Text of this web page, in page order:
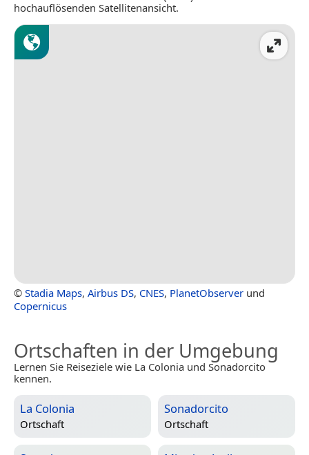
hochauflösenden Satellitenansicht.
© Stadia Maps, Airbus DS, CNES, PlanetObserver und
Copernicus
Ortschaften in der Umgebung
Lernen Sie Reiseziele wie La Colonia und Sonadorcito
kennen.
La Colonia
Ortschaft
Sonadorcito
Ortschaft